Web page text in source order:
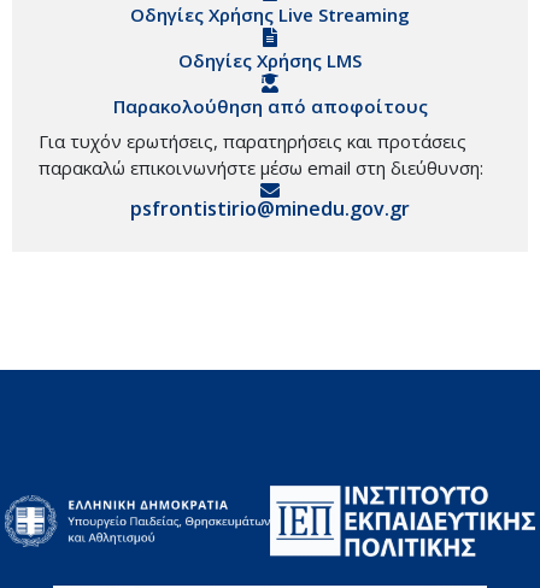
Οδηγίες Χρήσης Live Streaming
Οδηγίες Χρήσης LMS
Παρακολούθηση από αποφοίτους
Για τυχόν ερωτήσεις, παρατηρήσεις και προτάσεις
παρακαλώ επικοινωνήστε μέσω email στη διεύθυνση:
psfrontistirio@minedu.gov.gr